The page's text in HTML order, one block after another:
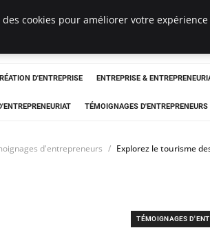
D'ENTREPRISE ENTREPRISE &
TÉMOIGNAGES D'ENTREPRENEURS
d'entrepreneurs Explorez le tourisme
TÉMOIGNAGES
cookies pour améliorer votre